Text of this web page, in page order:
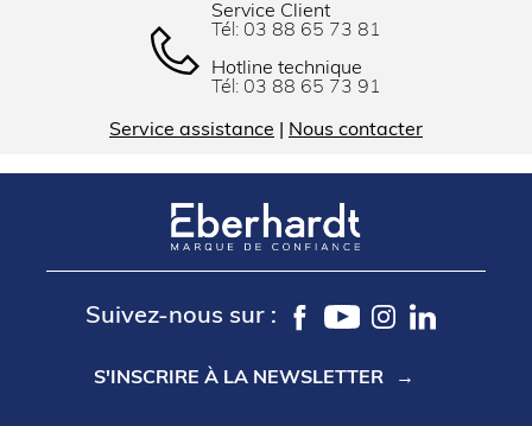
Service Client
Tél: 03 88 65 73 81
Hotline technique
Tél: 03 88 65 73 91
Service assistance Nous contacter
Suivez-nous sur :
S'INSCRIRE À LA NEWSLETTER